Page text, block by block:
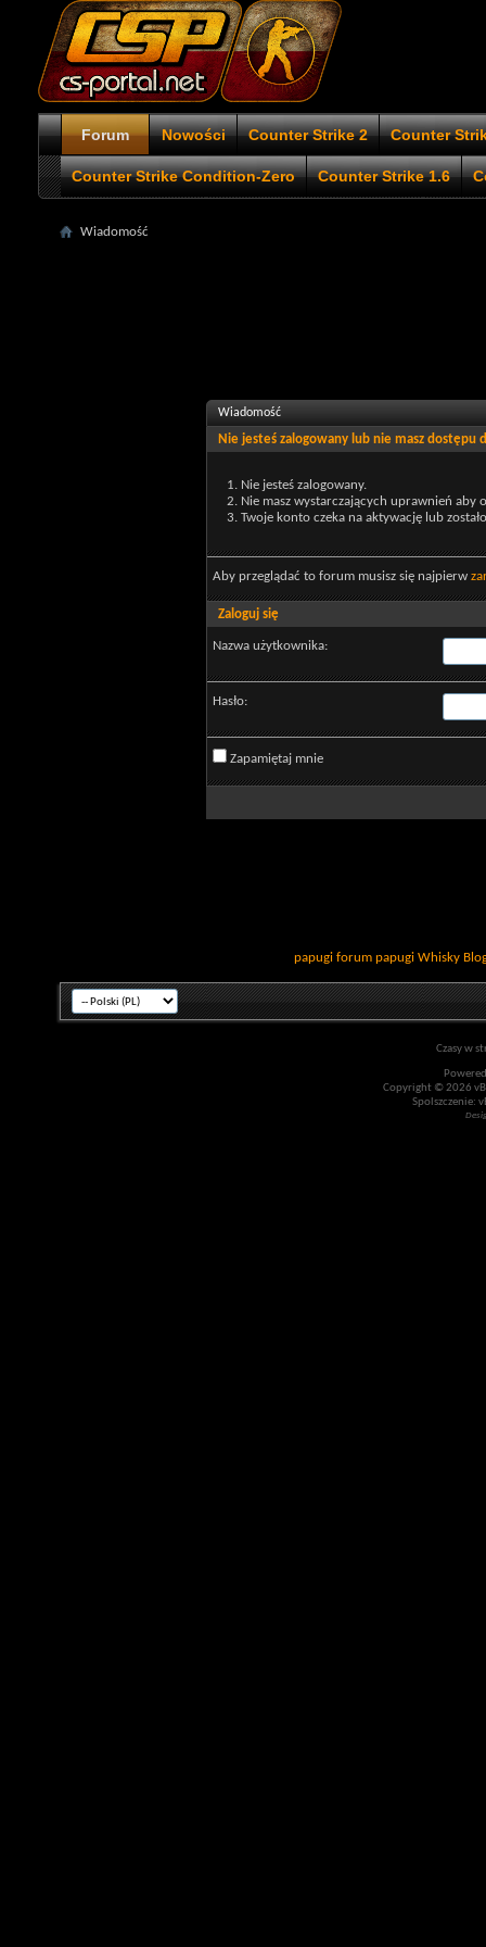
Forum Nowości Counter Strike 2 Counter
Counter Strike Condition-Zero Counter Strike 1.6
Wiadomość
Wiadomość
Nie jesteś zalogowany lub nie masz
Nie jesteś zalogowany.
Nie masz wystarczających uprawnień aby
Twoje konto czeka na aktywację lub
Aby przeglądać to forum musisz się najpierw
Zaloguj się
Nazwa użytkownika:
Hasło:
Zapamiętaj mnie
papugi forum papugi Whisky
Czasy w
Copyright © 2026
Spolszczenie: